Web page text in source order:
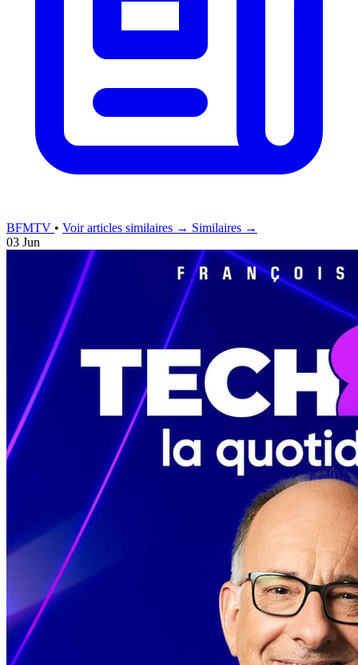
BFMTV • Voir articles similaires → Similaires →
03 Jun